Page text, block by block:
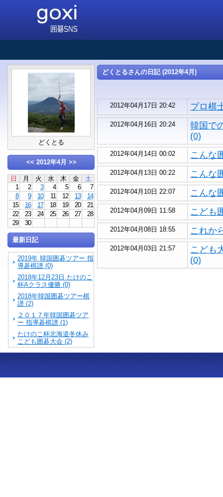
どくとる
<< 2012年4月 >>
日 月 火 水 木 金
土
1
2 3 4 5 6
7
8
9 10 11 12 13
14
15
16 17 18 19 20
21
22
23 24 25 26 27
28
29
30
最新日記
2019年 韓国囲碁ツアー 指
導碁棋譜 (0)
2018年12月23日 たけのこ
杯Aクラス優勝 (0)
2018年韓国囲碁ツアー棋
譜 (2)
２０１７年韓国囲碁ツア
ー 指導碁棋譜 (1)
たけのこ杯北海道冬休み
こども囲碁大会 (2)
どくとるさんの日記 (2012年4月)
2012年04月17日 20:42 プロ棋
2012年04月16日 20:24
韓国で
(0)
2012年04月14日 00:02 こんな
2012年04月13日 00:22 こんな
2012年04月10日 22:07 こんな
2012年04月09日 11:58 こども
2012年04月08日 18:55 これか
2012年04月03日 21:57
こども
(0)